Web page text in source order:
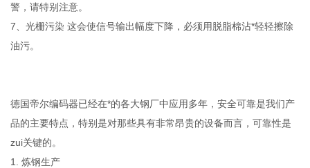
警，请特别注意。
7、光栅污染 这会使信号输出幅度下降，必须用脱脂棉沾*轻轻擦除
油污。
德国帝尔编码器已经在*的各大钢厂中应用多年，安全可靠是我们产
品的主要特点，特别是对那些具有非常昂贵的设备而言，可靠性是
zui关键的。
1. 炼钢生产